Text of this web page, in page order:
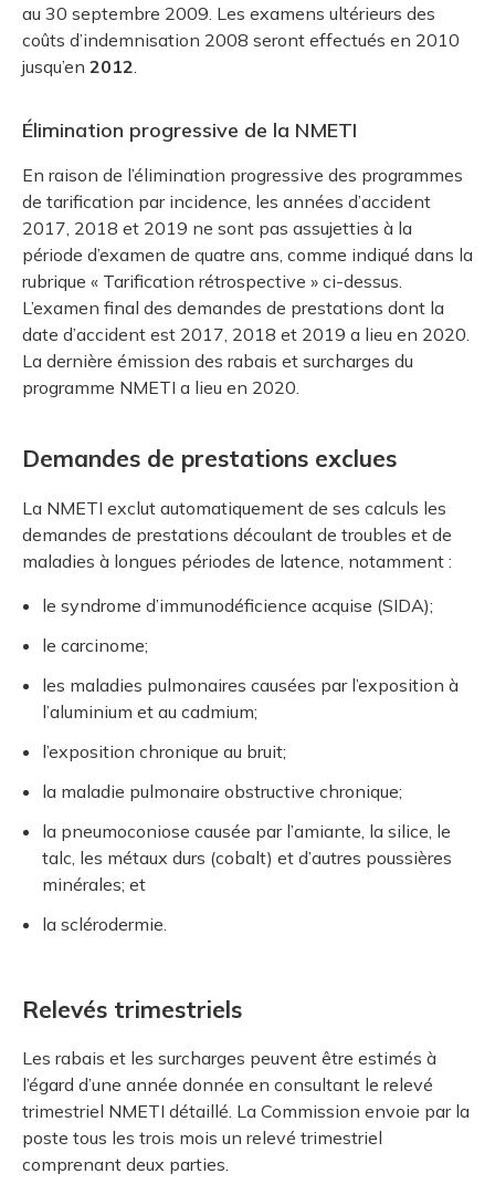
au 30 septembre 2009. Les examens ultérieurs des
coûts d’indemnisation 2008 seront effectués en 2010
jusqu’en 2012.
Élimination progressive de la NMETI
En raison de l’élimination progressive des programmes
de tarification par incidence, les années d’accident
2017, 2018 et 2019 ne sont pas assujetties à la
période d’examen de quatre ans, comme indiqué dans la
rubrique « Tarification rétrospective » ci-dessus.
L’examen final des demandes de prestations dont la
date d’accident est 2017, 2018 et 2019 a lieu en 2020.
La dernière émission des rabais et surcharges du
programme NMETI a lieu en 2020.
Demandes de prestations exclues
La NMETI exclut automatiquement de ses calculs les
demandes de prestations découlant de troubles et de
maladies à longues périodes de latence, notamment :
le syndrome d’immunodéficience acquise (SIDA);
le carcinome;
les maladies pulmonaires causées par l’exposition à
l’aluminium et au cadmium;
l’exposition chronique au bruit;
la maladie pulmonaire obstructive chronique;
la pneumoconiose causée par l’amiante, la silice, le
talc, les métaux durs (cobalt) et d’autres poussières
minérales; et
la sclérodermie.
Relevés trimestriels
Les rabais et les surcharges peuvent être estimés à
l’égard d’une année donnée en consultant le relevé
trimestriel NMETI détaillé. La Commission envoie par la
poste tous les trois mois un relevé trimestriel
comprenant deux parties.